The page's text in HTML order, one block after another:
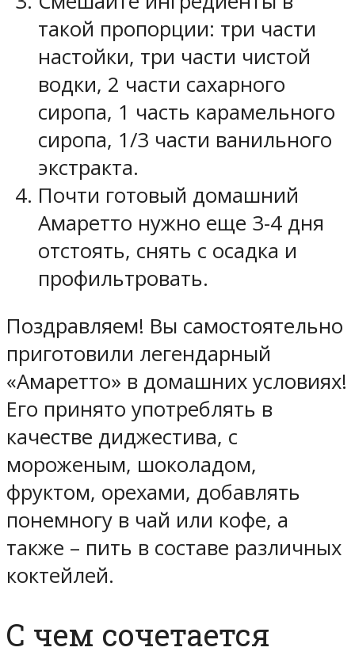
такой пропорции: три части
настойки, три части чистой
водки, 2 части сахарного
сиропа, 1 часть карамельного
сиропа, 1/3 части ванильного
экстракта.
Почти готовый домашний
Амаретто нужно еще 3-4 дня
отстоять, снять с осадка и
профильтровать.
Поздравляем! Вы самостоятельно
приготовили легендарный
«Амаретто» в домашних условиях!
Его принято употреблять в
качестве диджестива, с
мороженым, шоколадом,
фруктом, орехами, добавлять
понемногу в чай или кофе, а
также – пить в составе различных
коктейлей.
С чем сочетается